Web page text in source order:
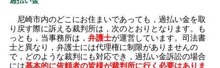
尼崎市内のどこにお住まいであっても，過払い金を取
り戻す際に訴える裁判所は，次のとおりとなります。も
っとも，当事務所は， 弁護士が運営しています。司法書
士と異なり，弁護士には代理権に制限がありませんの
で，どのような裁判にも対応でき，過払い金訴訟の場合
には基本的に依頼者の皆様が裁判所に行く必要はありま